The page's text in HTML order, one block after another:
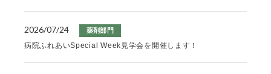
2026/07/24 薬剤部門
病院ふれあいSpecial Week見学会を開催します！